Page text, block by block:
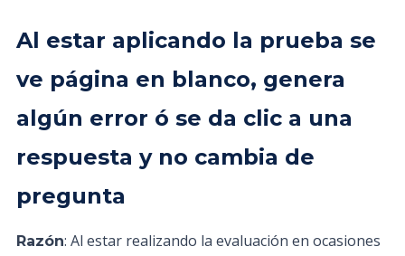
Al estar aplicando la prueba se
ve página en blanco, genera
algún error ó se da clic a una
respuesta y no cambia de
pregunta
Razón: Al estar realizando la evaluación en ocasiones